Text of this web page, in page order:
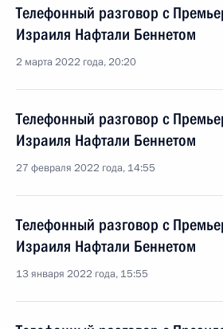
Телефонный разговор с
Израиля Нафтали Беннетом
2 марта 2022 года, 20:20
Телефонный разговор с
Израиля Нафтали Беннетом
27 февраля 2022 года, 14:55
Телефонный разговор с
Израиля Нафтали Беннетом
13 января 2022 года, 15:55